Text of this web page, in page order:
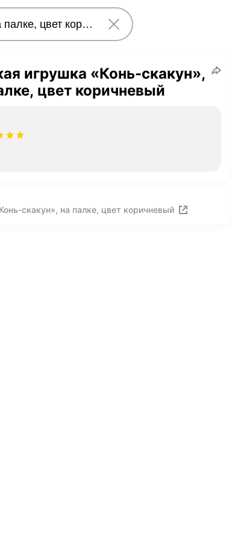
игрушка «Конь-скакун»,
цвет коричневый
скакун», на палке, цвет коричневый